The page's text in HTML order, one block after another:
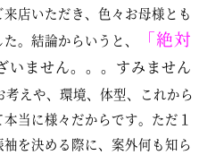
店いただき、色々お母様とも
。結論からいうと、
「絶対
いません。。。すみません
考えや、環境、体型、これから
当に様々だからです。ただ１
を決める際に、案外何も知ら